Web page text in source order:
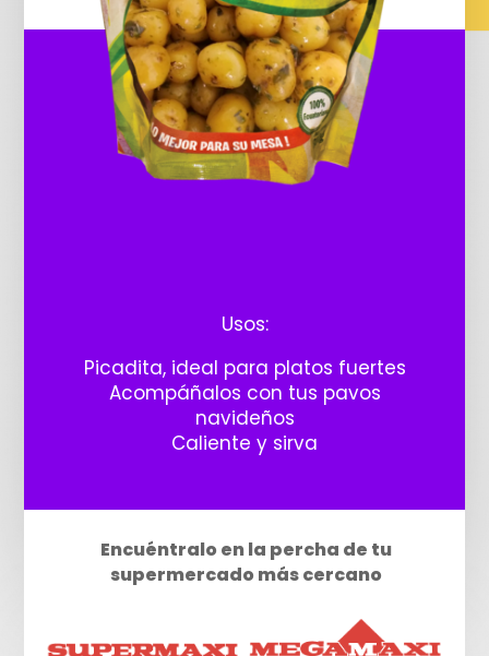
Usos:
Picadita, ideal para platos fuertes
Acompáñalos con tus pavos
navideños
Caliente y sirva
Encuéntralo en la percha de tu
supermercado más cercano